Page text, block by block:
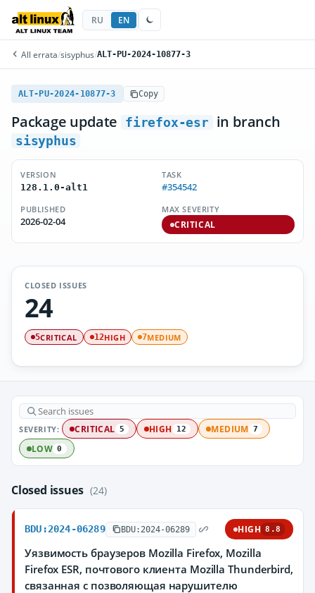
RU EN
All errata/sisyphus/ALT-PU-2024-10877-3
ALT-PU-2024-10877-3 Copy
Package update firefox-esr in branch
sisyphus
VERSION
128.1.0-alt1
TASK
#354542
PUBLISHED
2026-02-04
MAX SEVERITY
CRITICAL
CLOSED ISSUES
24
5CRITICAL 12HIGH 7MEDIUM
SEVERITY: CRITICAL 5 HIGH 12 MEDIUM 7
LOW 0
Closed issues (24)
BDU:2024-06289 BDU:2024-06289 HIGH 8.8
Уязвимость браузеров Mozilla Firefox, Mozilla
Firefox ESR, почтового клиента Mozilla Thunderbird,
связанная с позволяющая нарушителю